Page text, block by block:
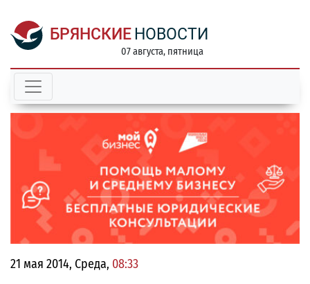
БРЯНСКИЕ НОВОСТИ
07 августа, пятница
21 мая 2014, Среда, 08:33